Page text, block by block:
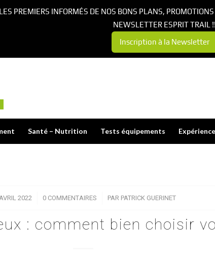
Santé – Nutrition Tests équipements
2022
/ 0 COMMENTAIRES
/ PAR PATRICK GUERINET
: comment bien choisir
PREMIERS INFORMÉS DE NOS BONS PLANS,
NEWSLETTER ESPRIT TRAIL !!
Inscription à la Newsletter